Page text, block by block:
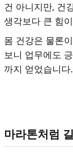
건 아니지만, 건
생각보다 큰 힘
몸 건강은 물론
보니 업무에도
까지 얻었습니다.
마라톤처럼